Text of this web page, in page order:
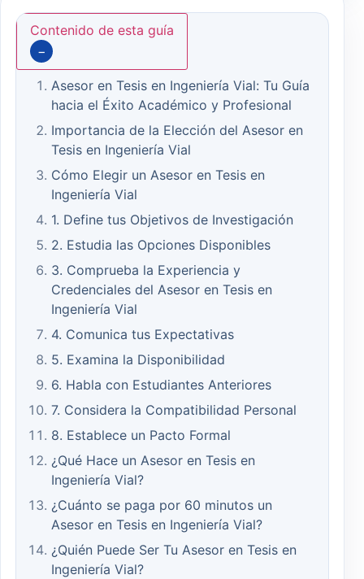
Contenido de esta guía
−
Asesor en Tesis en Ingeniería Vial: Tu Guía
hacia el Éxito Académico y Profesional
Importancia de la Elección del Asesor en
Tesis en Ingeniería Vial
Cómo Elegir un Asesor en Tesis en
Ingeniería Vial
1. Define tus Objetivos de Investigación
2. Estudia las Opciones Disponibles
3. Comprueba la Experiencia y
Credenciales del Asesor en Tesis en
Ingeniería Vial
4. Comunica tus Expectativas
5. Examina la Disponibilidad
6. Habla con Estudiantes Anteriores
7. Considera la Compatibilidad Personal
8. Establece un Pacto Formal
¿Qué Hace un Asesor en Tesis en
Ingeniería Vial?
¿Cuánto se paga por 60 minutos un
Asesor en Tesis en Ingeniería Vial?
¿Quién Puede Ser Tu Asesor en Tesis en
Ingeniería Vial?